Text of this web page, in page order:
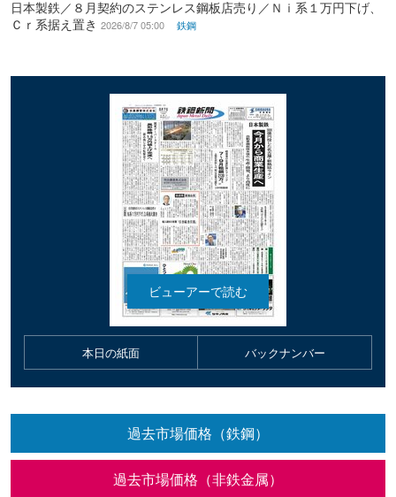
日本製鉄／８月契約のステンレス鋼板店売り／Ｎｉ系１万円下げ、
Ｃｒ系据え置き 2026/8/7 05:00 鉄鋼
本日の紙面 バックナンバー
過去市場価格（鉄鋼）
過去市場価格（非鉄金属）